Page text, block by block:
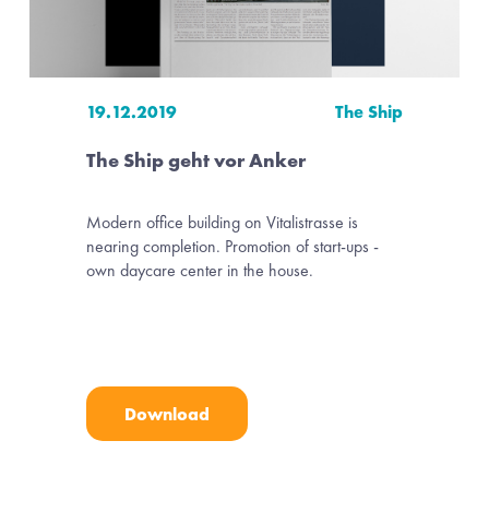
19.12.2019 The Ship
The Ship geht vor Anker
Modern office building on Vitalistrasse is
nearing completion. Promotion of start-ups -
own daycare center in the house.
Download